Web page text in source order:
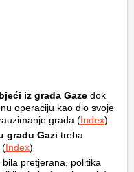
iz grada Gaze dok
operaciju kao dio svoje
grada (Index)
gradu Gazi treba
(Index)
pretjerana, politika